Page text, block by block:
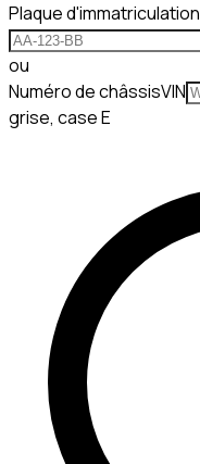
Plaque d'immatriculation
ou
Numéro de châssisVIN
grise, case E